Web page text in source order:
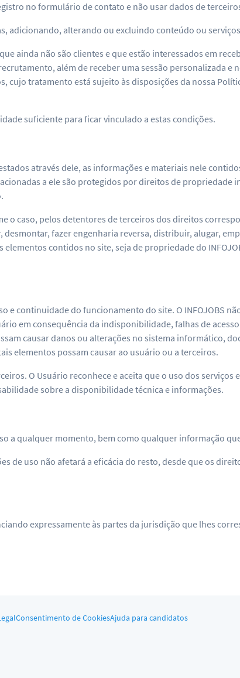
no formulário de contato e não usar dados de
adicionando, alterando ou excluindo conteúdo ou
ainda não são clientes e que estão interessados em
além de receber uma sessão personalizada e
tratamento está sujeito às disposições da nossa
suficiente para ficar vinculado a estas condições.
através dele, as informações e materiais nele
a ele são protegidos por direitos de propriedade
o caso, pelos detentores de terceiros dos direitos
fazer engenharia reversa, distribuir, alugar,
contidos no site, seja de propriedade do
e continuidade do funcionamento do site. O INFOJOBS
em consequência da indisponibilidade, falhas de
causar danos ou alterações no sistema informático,
elementos possam causar ao usuário ou a terceiros.
O Usuário reconhece e aceita que o uso dos serviços
sobre a disponibilidade técnica e informações.
a qualquer momento, bem como qualquer informação
de uso não afetará a eficácia do resto, desde que os
expressamente às partes da jurisdição que lhes
Consentimento de CookiesAjuda para candidatos